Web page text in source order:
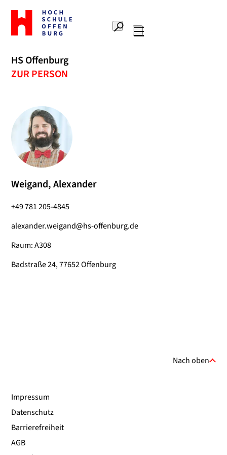
Zur
Startseite
Hochschule
Suche
HS Offenburg
ZUR PERSON
Weigand, Alexander
+49 781 205-4845
alexander.weigand@hs-offenburg.de
Raum: A308
Badstraße 24, 77652 Offenburg
Nach oben
Impressum
Datenschutz
Barrierefreiheit
AGB